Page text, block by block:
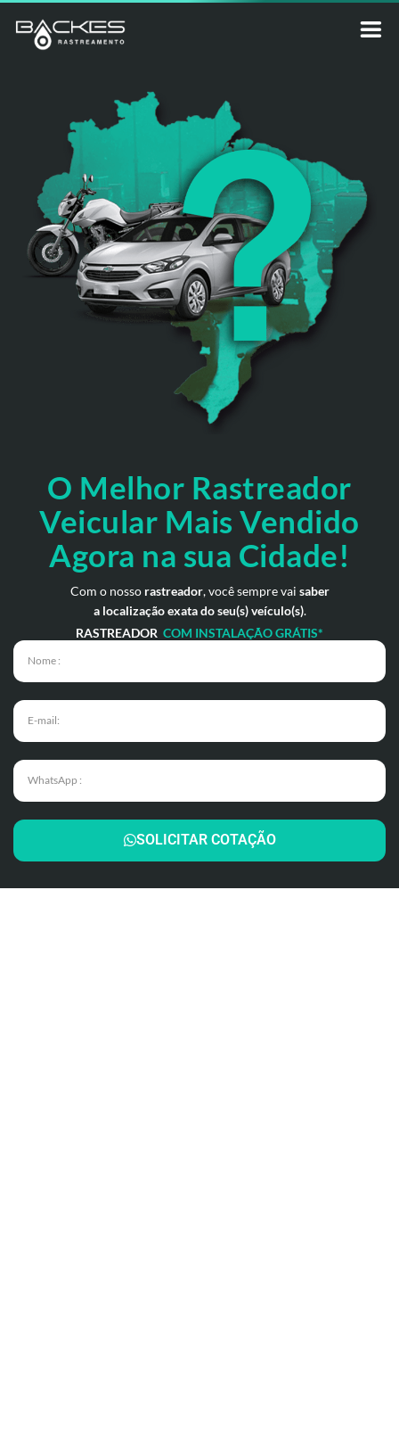
O Melhor Rastreador
Veicular Mais Vendido
Agora na sua Cidade!
Com o nosso rastreador, você sempre vai saber
a localização exata do seu(s) veículo(s).
RASTREADOR COM INSTALAÇÃO GRÁTIS*
SOLICITAR COTAÇÃO